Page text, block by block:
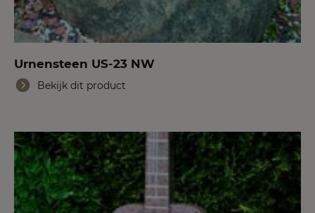
Urnensteen US-23 NW
Bekijk dit product